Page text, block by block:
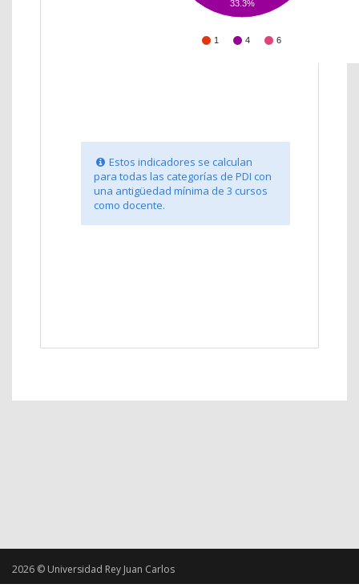
1 4 6
33.3%
Estos indicadores se calculan
para todas las categorías de PDI con
una antigüedad mínima de 3 cursos
como docente.
2026 © Universidad Rey Juan Carlos